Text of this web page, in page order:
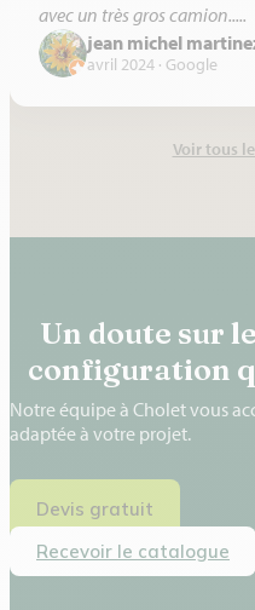
avec un très gros camion.....
jean michel
avril 2024 · Google
Voir tous
Un doute sur
configuration
Notre équipe à Cholet vous
adaptée à votre projet.
Devis gratuit
Recevoir le catalogue